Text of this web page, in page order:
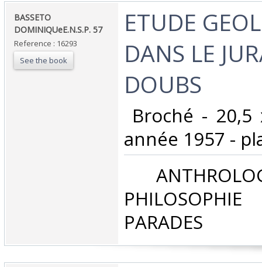
‎BASSETO
DOMINIQUeE.N.S.P. 57‎
Reference : 16293
See the book
‎ETUDE
DANS LE
DOUBS ‎
Broché -
année 1957 -
PHILOSOPHIE
PARADES‎